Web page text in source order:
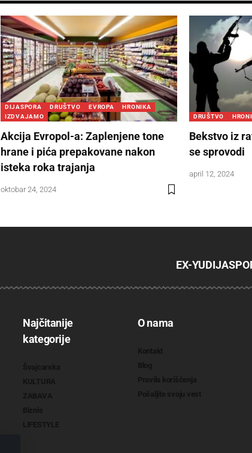
DIJASPORA DRUŠTVO EVROPA
HRONIKA
IZDVAJAMO
Akcija Evropol-a: Zaplenjene tone
hrane i pića prepakovane nakon
isteka roka trajanja
oktobar 24, 2024
DRUŠTVO
Bekstvo iz
se sprovodi
april 12, 2024
EX-YU
Najčitanije
kategorije
O nama